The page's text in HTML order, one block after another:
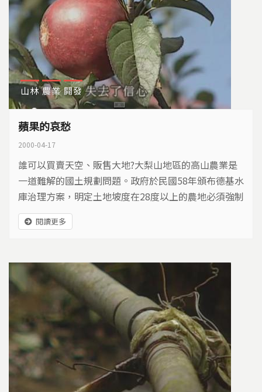
山林 農業 開發
蘋果的哀愁
2000-04-17
誰可以買賣天空、販售大地?大梨山地區的高山農業是
一道難解的國土規劃問題。政府於民國58年頒布德基水
庫治理方案，明定土地坡度在28度以上的農地必須強制
收回，時至今日，1,117公頃的超限地只收回200公
頃，並數度引發執行單位與農民的對立衝突。歷史留下
息。
閱讀更多